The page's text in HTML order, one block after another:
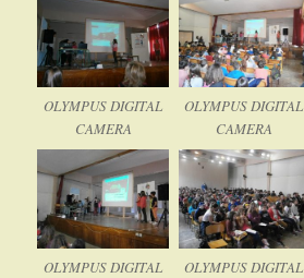
OLYMPUS DIGITAL
CAMERA
OLYMPUS DIGITAL
CAMERA
OLYMPUS DIGITAL
OLYMPUS DIGITAL